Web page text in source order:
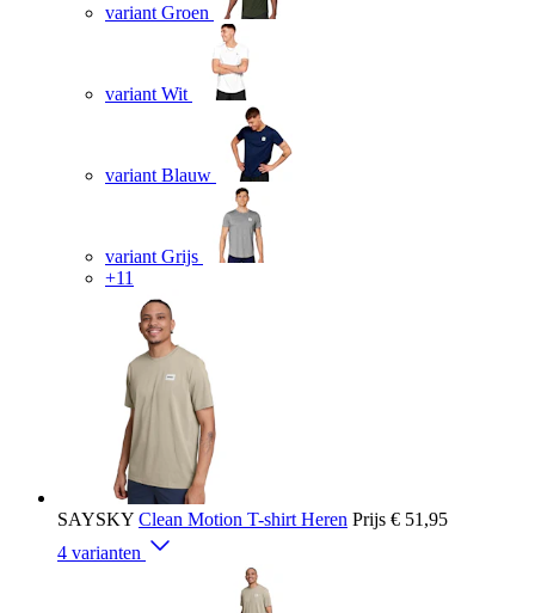
variant Groen
variant Wit
variant Blauw
variant Grijs
+11
SAYSKY Clean Motion T-shirt Heren Prijs € 51,95
4 varianten